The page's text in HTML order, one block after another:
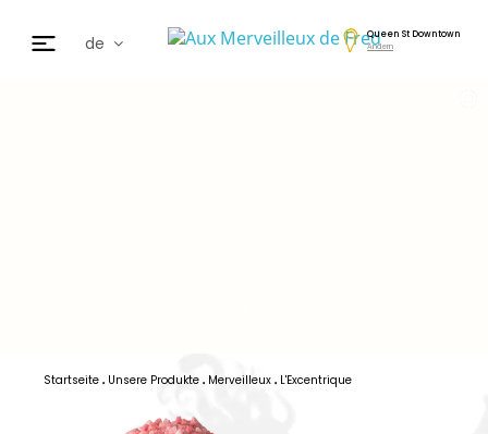
de
Queen St Downtown
Ändern
Startseite Unsere Produkte Merveilleux L'Excentrique